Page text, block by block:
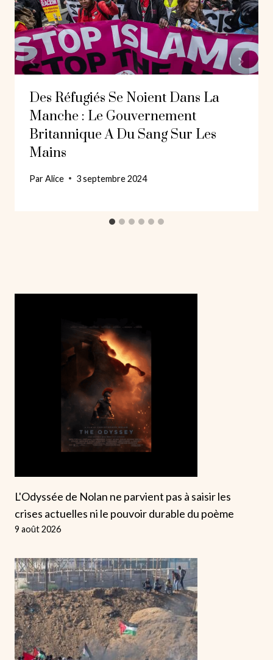
Des Réfugiés Se Noient Dans La
Manche : Le Gouvernement
Britannique A Du Sang Sur Les
Mains
ParAlice 3 septembre 2024
L'Odyssée de Nolan ne parvient pas à saisir les
crises actuelles ni le pouvoir durable du poème
9 août 2026